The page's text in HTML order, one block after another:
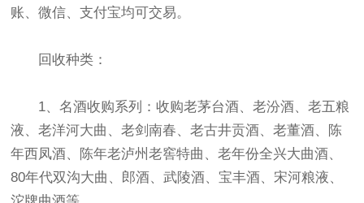
账、微信、支付宝均可交易。
回收种类：
1、名酒收购系列：收购老茅台酒、老汾酒、老五粮
液、老洋河大曲、老剑南春、老古井贡酒、老董酒、陈
年西凤酒、陈年老泸州老窖特曲、老年份全兴大曲酒、
80年代双沟大曲、郎酒、武陵酒、宝丰酒、宋河粮液、